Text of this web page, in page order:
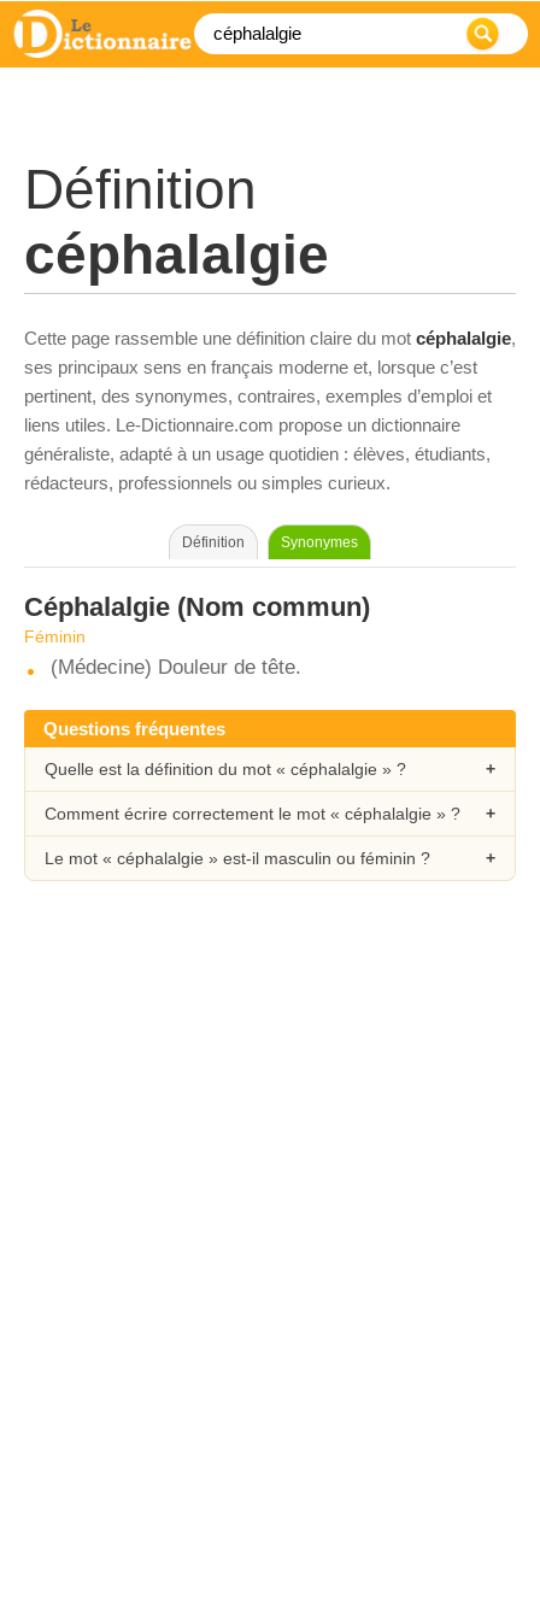
Définition
céphalalgie
Cette page rassemble une définition claire du mot céphalalgie,
ses principaux sens en français moderne et, lorsque c’est
pertinent, des synonymes, contraires, exemples d’emploi et
liens utiles. Le-Dictionnaire.com propose un dictionnaire
généraliste, adapté à un usage quotidien : élèves, étudiants,
rédacteurs, professionnels ou simples curieux.
Définition Synonymes
Céphalalgie (Nom commun)
Féminin
(Médecine) Douleur de tête.
Questions fréquentes
Quelle est la définition du mot « céphalalgie » ?
Comment écrire correctement le mot « céphalalgie » ?
Le mot « céphalalgie » est-il masculin ou féminin ?